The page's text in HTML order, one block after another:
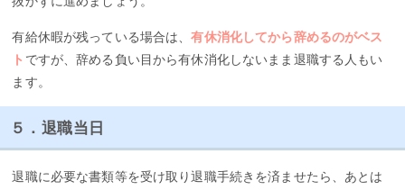
有給休暇が残っている場合は、有休消化してから辞めるのがベス
ト ですが、辞める負い目から有休消化しないまま退職する人もい
ます。
５．退職当日
退職に必要な書類等を受け取り退職手続きを済ませたら、あとは